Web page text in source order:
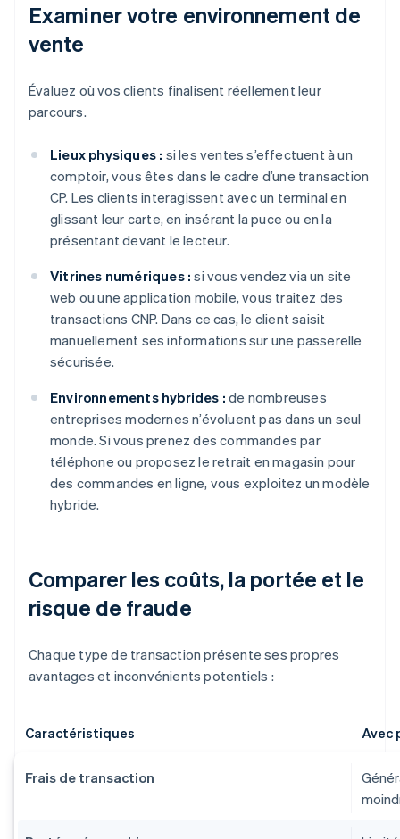
Examiner votre environnement de
vente
Évaluez où vos clients finalisent réellement leur
parcours.
Lieux physiques : si les ventes s’effectuent à un
comptoir, vous êtes dans le cadre d’une transaction
CP. Les clients interagissent avec un terminal en
glissant leur carte, en insérant la puce ou en la
présentant devant le lecteur.
Vitrines numériques : si vous vendez via un site
web ou une application mobile, vous traitez des
transactions CNP. Dans ce cas, le client saisit
manuellement ses informations sur une passerelle
sécurisée.
Environnements hybrides : de nombreuses
entreprises modernes n’évoluent pas dans un seul
monde. Si vous prenez des commandes par
téléphone ou proposez le retrait en magasin pour
des commandes en ligne, vous exploitez un modèle
hybride.
Comparer les coûts, la portée et le
risque de fraude
Chaque type de transaction présente ses propres
avantages et inconvénients potentiels :
Caractéristiques Avec
Frais de transaction